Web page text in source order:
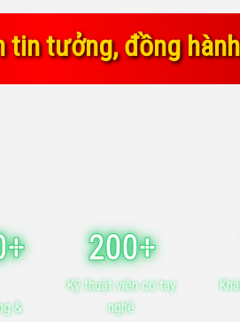
hộ chúng tôi
&
200+
Kỹ thuật viên có tay
nghề